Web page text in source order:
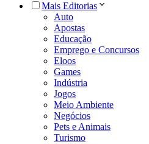
Mais Editorias
Auto
Apostas
Educação
Emprego e Concursos
Eloos
Games
Indústria
Jogos
Meio Ambiente
Negócios
Pets e Animais
Turismo